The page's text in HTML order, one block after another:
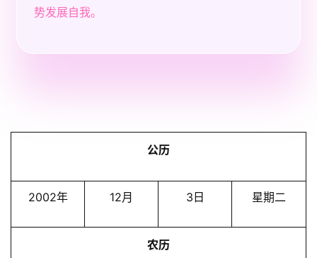
势发展自我。
公历
2002年 12月 3日 星期二
农历